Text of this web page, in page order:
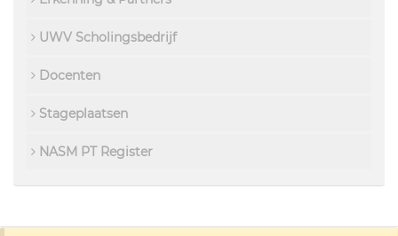
UWV Scholingsbedrijf
Docenten
Stageplaatsen
NASM PT Register